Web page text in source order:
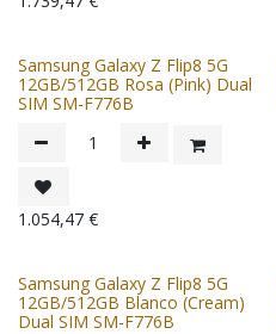
Samsung Galaxy Z Flip8 5G
12GB/512GB Rosa (Pink) Dual
SIM SM-F776B
1.054,47 €
Samsung Galaxy Z Flip8 5G
12GB/512GB Blanco (Cream)
Dual SIM SM-F776B